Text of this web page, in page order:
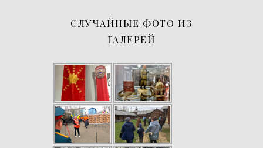
СЛУЧАЙНЫЕ ФОТО ИЗ
ГАЛЕРЕЙ